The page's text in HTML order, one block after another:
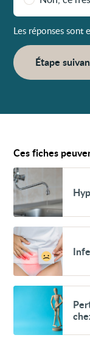
Les réponses sont
Étape
Ces fiches
Voir
Hypertrophie
bénigne
de
la
Voir
Infections
urinaires
chez
l'adulte
Voir
(incontinence